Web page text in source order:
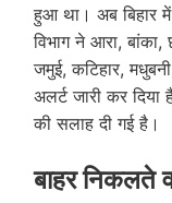
हुआ था। अब बिहार में
विभाग ने आरा, बांका,
जमुई, कटिहार,
अलर्ट जारी कर
की सलाह दी गई है।
बाहर निकलते